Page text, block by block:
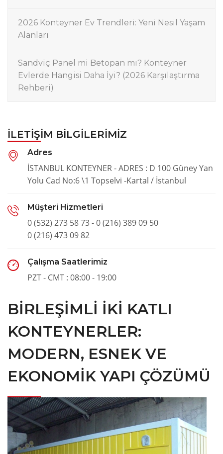
2026 Konteyner Ev Trendleri: Yeni Nesil Yaşam
Alanları
Sandviç Panel mi Betopan mı? Konteyner
Evlerde Hangisi Daha İyi? (2026 Karşılaştırma
Rehberi)
İLETIŞIM BILGILERIMIZ
Adres
İSTANBUL KONTEYNER - ADRES : D 100 Güney Yan
Yolu Cad No:6 \1 Topselvi -Kartal / İstanbul
Müşteri Hizmetleri
0 (532) 273 58 73 - 0 (216) 389 09 50
0 (216) 473 09 82
Çalışma Saatlerimiz
PZT - CMT : 08:00 - 19:00
BIRLEŞIMLI İKI KATLI
KONTEYNERLER:
MODERN, ESNEK VE
EKONOMIK YAPI ÇÖZÜMÜ